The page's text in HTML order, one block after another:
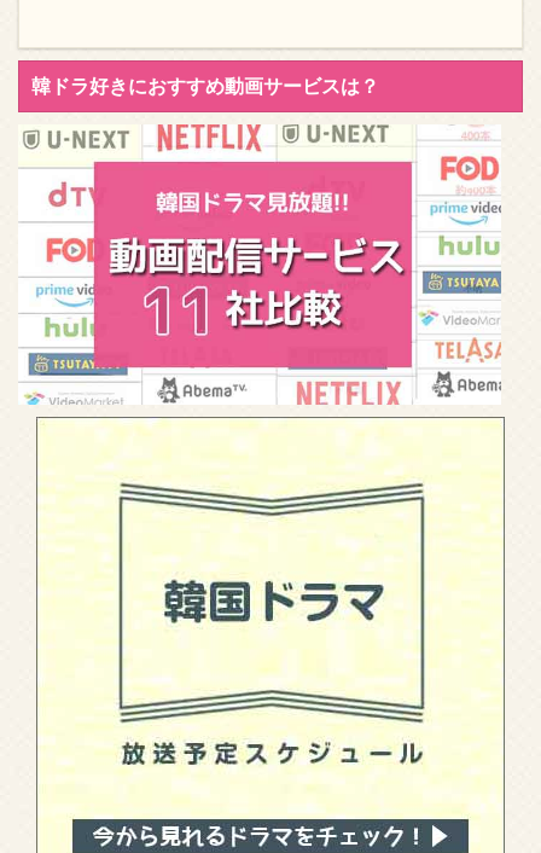
韓ドラ好きにおすすめ動画サービスは？